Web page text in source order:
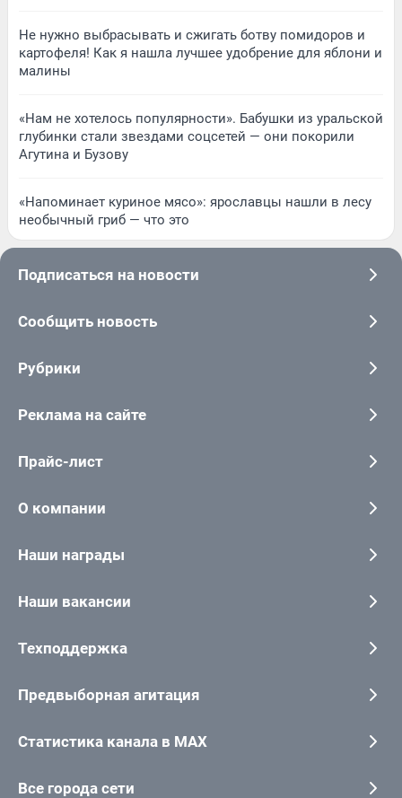
Не нужно выбрасывать и сжигать ботву помидоров и
картофеля! Как я нашла лучшее удобрение для яблони и
малины
«Нам не хотелось популярности». Бабушки из уральской
глубинки стали звездами соцсетей — они покорили
Агутина и Бузову
«Напоминает куриное мясо»: ярославцы нашли в лесу
необычный гриб — что это
Подписаться на новости
Сообщить новость
Рубрики
Реклама на сайте
Прайс-лист
О компании
Наши награды
Наши вакансии
Техподдержка
Предвыборная агитация
Статистика канала в MAX
Все города сети